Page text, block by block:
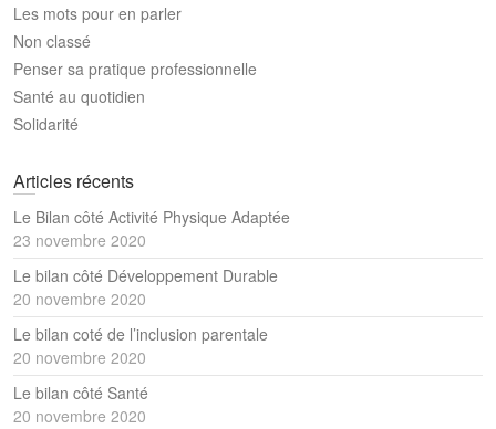
Les mots pour en parler
Non classé
Penser sa pratique professionnelle
Santé au quotidien
Solidarité
Articles récents
Le Bilan côté Activité Physique Adaptée
23 novembre 2020
Le bilan côté Développement Durable
20 novembre 2020
Le bilan coté de l’inclusion parentale
20 novembre 2020
Le bilan côté Santé
20 novembre 2020